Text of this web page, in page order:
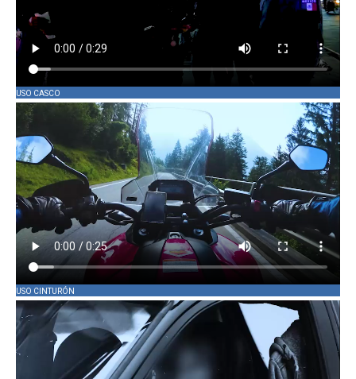
USO CASCO
USO CINTURÓN